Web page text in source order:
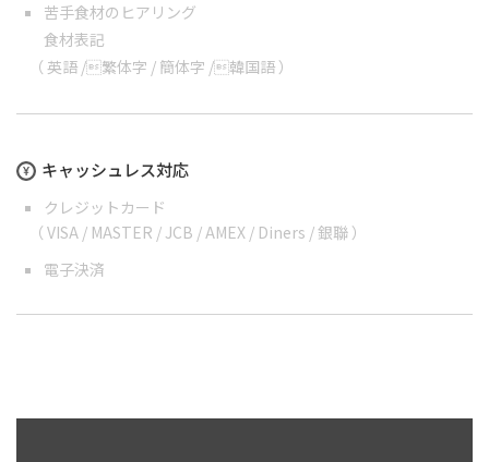
苦手食材のヒアリング
食材表記
（ 英語 /繁体字 / 簡体字 /韓国語 ）
キャッシュレス対応
クレジットカード
（ VISA / MASTER / JCB / AMEX / Diners / 銀聯 ）
電子決済